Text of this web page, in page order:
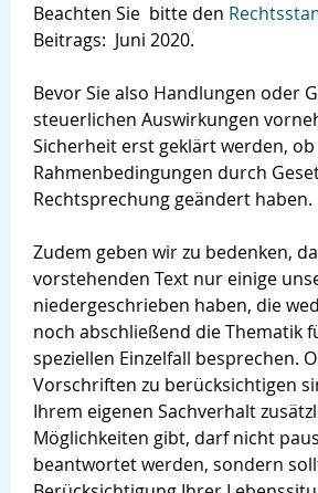
Beachten Sie bitte den
Beitrags: Juni 2020.
Bevor Sie also Handlungen oder
steuerlichen Auswirkungen
Sicherheit erst geklärt werden,
Rahmenbedingungen durch
Rechtsprechung geändert haben.
Zudem geben wir zu bedenken,
vorstehenden Text nur einige
niedergeschrieben haben, die
noch abschließend die Thematik
speziellen Einzelfall besprechen.
Vorschriften zu berücksichtigen
Ihrem eigenen Sachverhalt
Möglichkeiten gibt, darf nicht
beantwortet werden, sondern